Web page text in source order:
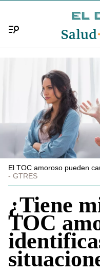
El TOC amoroso pueden
GTRES
¿Tiene
TOC